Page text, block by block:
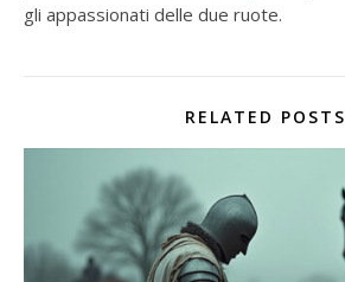
gli appassionati delle due ruote.
RELATED POSTS